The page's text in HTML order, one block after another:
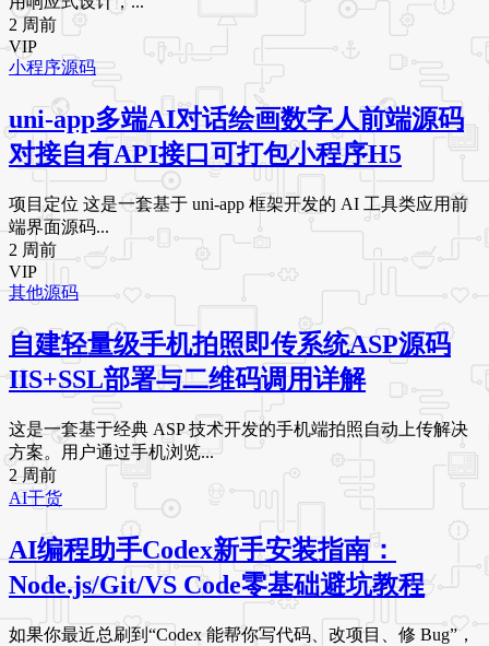
2 周前
VIP
小程序源码
uni-app多端AI对话绘画数字人前端源码
对接自有API接口可打包小程序H5
项目定位 这是一套基于 uni-app 框架开发的 AI 工具类应用前
端界面源码...
2 周前
VIP
其他源码
自建轻量级手机拍照即传系统ASP源码
IIS+SSL部署与二维码调用详解
这是一套基于经典 ASP 技术开发的手机端拍照自动上传解决
方案。用户通过手机浏览...
2 周前
AI干货
AI编程助手Codex新手安装指南：
Node.js/Git/VS Code零基础避坑教程
如果你最近总刷到“Codex 能帮你写代码、改项目、修 Bug”，